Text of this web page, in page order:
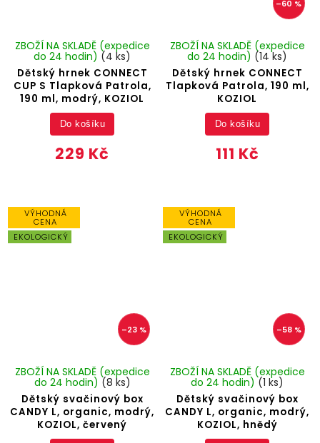
Dětský hrnek CONNECT
CUP S Tlapková Patrola,
190 ml, modrý, KOZIOL
ZBOŽÍ NA SKLADĚ (expedice
do 24 hodin) (4 ks)
229 Kč
Do košíku
–60 %
Dětský hrnek CONNECT
Tlapková Patrola, 190 ml,
KOZIOL
ZBOŽÍ NA SKLADĚ (expedice
do 24 hodin) (14 ks)
111 Kč
Do košíku
VÝHODNÁ
CENA
EKOLOGICKÝ
–23 %
Dětský svačinový box
CANDY L, organic, modrý,
KOZIOL, červený
ZBOŽÍ NA SKLADĚ (expedice
do 24 hodin) (8 ks)
VÝHODNÁ
CENA
EKOLOGICKÝ
–58 %
Dětský svačinový box
CANDY L, organic, modrý,
KOZIOL, hnědý
ZBOŽÍ NA SKLADĚ (expedice
do 24 hodin) (1 ks)